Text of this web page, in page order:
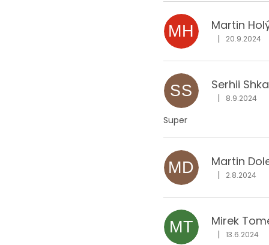
MH Martin
Hodnocení
| 20.9.2024
SS Serhii
Hodnocení
| 8.9.2024
Super
MD Martin
Hodnocení
| 2.8.2024
MT Mirek
Hodnocení
| 13.6.2024